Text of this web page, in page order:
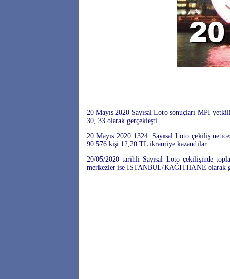
20 Mayıs 2020 Sayısal Loto sonuçları MPİ
30, 33 olarak gerçekleşti.
20 Mayıs 2020 1324. Sayısal Loto çekiliş
90.576 kişi 12,20 TL ikramiye kazandılar.
20/05/2020 tarihli Sayısal Loto çekilişinde
merkezler ise İSTANBUL/KAĞITHANE olarak